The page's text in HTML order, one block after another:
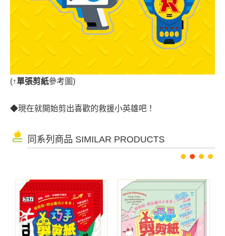
(↑單張剪紙參考圖)
◆現在就開始剪出喜歡的救援小英雄吧！
同系列商品 SIMILAR PRODUCTS